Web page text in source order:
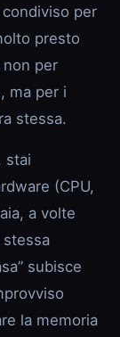
per
presto
non per
ma per i
stessa.
stai
(CPU,
a volte
subisce
la memoria